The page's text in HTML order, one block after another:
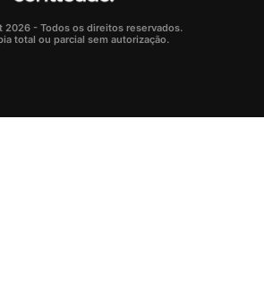
2026 - Todos os direitos reservados.
total ou parcial sem autorização.